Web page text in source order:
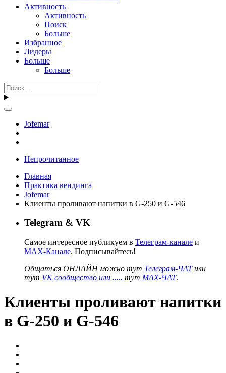
Активность
Активность
Поиск
Больше
Избранное
Лидеры
Больше
Больше
Jofemar
Непрочитанное
Главная
Практика вендинга
Jofemar
Клиенты проливают напитки в G-250 и G-546
Telegram & VK
Самое интересное публикуем в Телеграм-канале и
MAX-Канале. Подписывайтесь!
Общаться ОНЛАЙН можно тут Телеграм-ЧАТили
тут VK сообщество или ..... тут MAX-ЧАТ.
Клиенты проливают напитки
в G-250 и G-546